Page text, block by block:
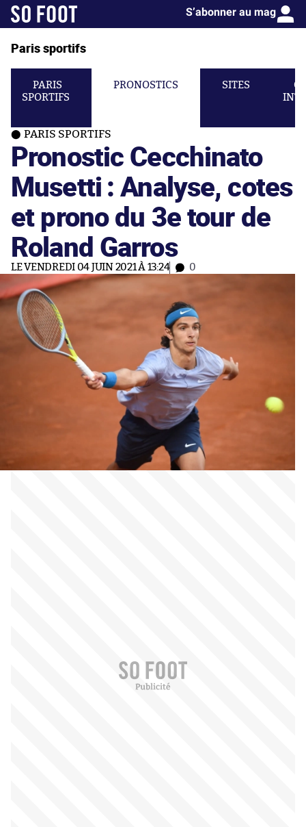
S’abonner au mag
Paris sportifs
PARIS
SPORTIFS
PRONOSTICS SITES
PARIS SPORTIFS
Pronostic Cecchinato
Musetti : Analyse, cotes
et prono du 3e tour de
Roland Garros
LE VENDREDI 04 JUIN 2021 À 13:24 0